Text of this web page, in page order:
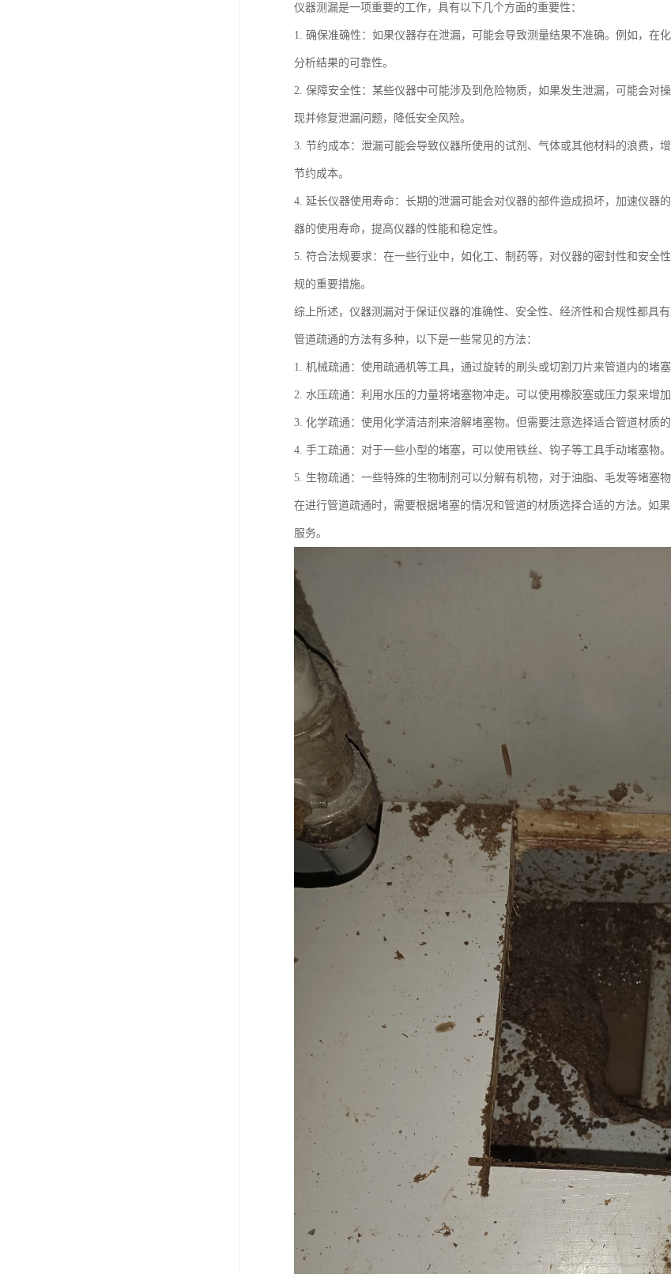
仪器测漏是一项重要的工作，具有以下几个方面的重要性：
1. 确保准确性：如果仪器存在泄漏，可能会导致测量结果不准确。例如，在
分析结果的可靠性。
2. 保障安全性：某些仪器中可能涉及到危险物质，如果发生泄漏，可能会对
现并修复泄漏问题，降低安全风险。
3. 节约成本：泄漏可能会导致仪器所使用的试剂、气体或其他材料的浪费，
节约成本。
4. 延长仪器使用寿命：长期的泄漏可能会对仪器的部件造成损坏，加速仪器
器的使用寿命，提高仪器的性能和稳定性。
5. 符合法规要求：在一些行业中，如化工、制药等，对仪器的密封性和安全
规的重要措施。
综上所述，仪器测漏对于保证仪器的准确性、安全性、经济性和合规性都具有
管道疏通的方法有多种，以下是一些常见的方法：
1. 机械疏通：使用疏通机等工具，通过旋转的刷头或切割刀片来管道内的堵塞
2. 水压疏通：利用水压的力量将堵塞物冲走。可以使用橡胶塞或压力泵来增加
3. 化学疏通：使用化学清洁剂来溶解堵塞物。但需要注意选择适合管道材质
4. 手工疏通：对于一些小型的堵塞，可以使用铁丝、钩子等工具手动堵塞物。
5. 生物疏通：一些特殊的生物制剂可以分解有机物，对于油脂、毛发等堵塞物
在进行管道疏通时，需要根据堵塞的情况和管道的材质选择合适的方法。如
服务。